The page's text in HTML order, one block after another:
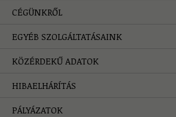
CÉGÜNKRŐL
EGYÉB SZOLGÁLTATÁSAINK
KÖZÉRDEKŰ ADATOK
HIBAELHÁRÍTÁS
PÁLYÁZATOK